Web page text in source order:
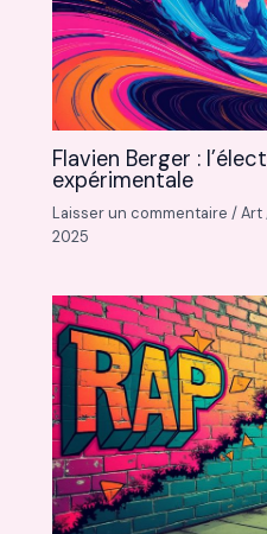
Flavien Berger :
expérimentale
Laisser un commentaire /Art
2025